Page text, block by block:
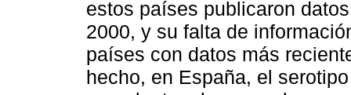
estos países publicaron
2000, y su falta de
países con datos más
hecho, en España, el